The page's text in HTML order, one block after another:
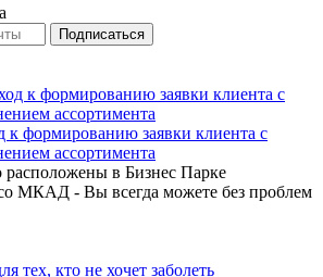
формированию заявки клиента с
ассортимента
в Бизнес Парке
МКАД - Вы всегда можете без проблем